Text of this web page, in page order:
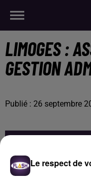
LIMOGES :
GESTION
Publié : 26 septembre
Le respect de